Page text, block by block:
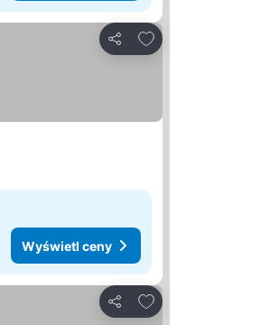
Udostępnij
Dodaj do ulubionych
Wyświetl ceny
Udostępnij
Dodaj do ulubionych